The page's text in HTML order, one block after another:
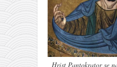
Hrist Pantokrator se